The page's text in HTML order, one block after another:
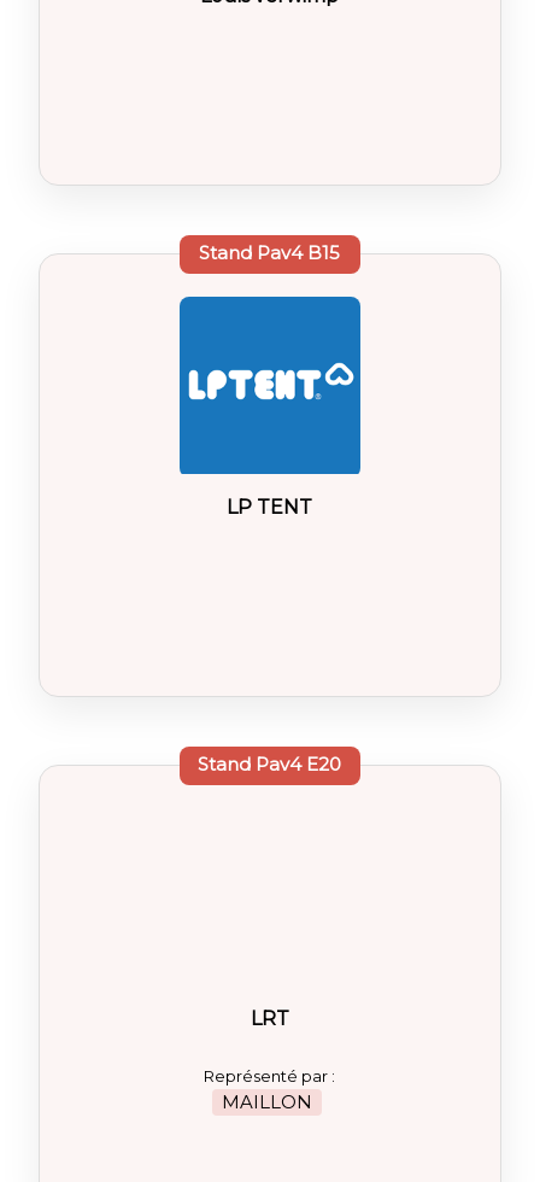
Stand Pav4 B15
LP TENT
Stand Pav4 E20
LRT
Représenté par :
MAILLON